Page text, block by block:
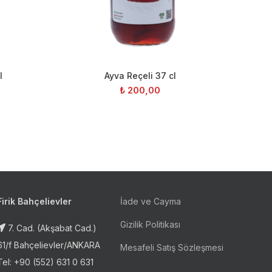
SEPETE EKLE
Ayva Reçeli 37 cl
₺ 200,00
Bahçelievler
7. Cad. (Akşabat Cad.)
f Bahçelievler/ANKARA
+90 (552) 631 0 631
İade ve Cayma
Gizilik Politikası
Mesafeli Satış Sözleşmesi